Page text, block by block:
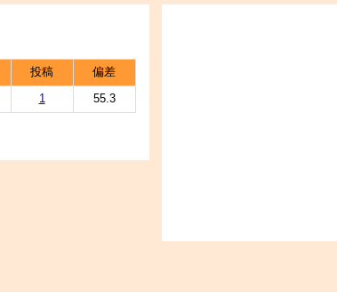
投稿 偏差
1 55.3